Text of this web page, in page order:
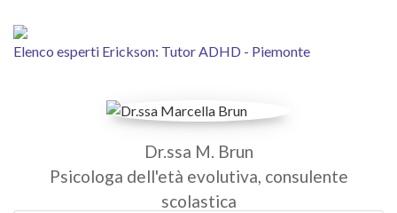
Elenco esperti Erickson: Tutor ADHD - Piemonte
Dr.ssa M. Brun
Psicologa dell'età evolutiva, consulente
scolastica